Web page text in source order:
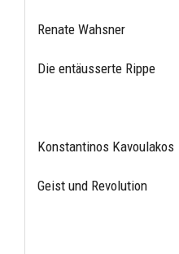
Renate Wahsner
Die entäusserte Rippe
Konstantinos Kavoulakos
Geist und Revolution